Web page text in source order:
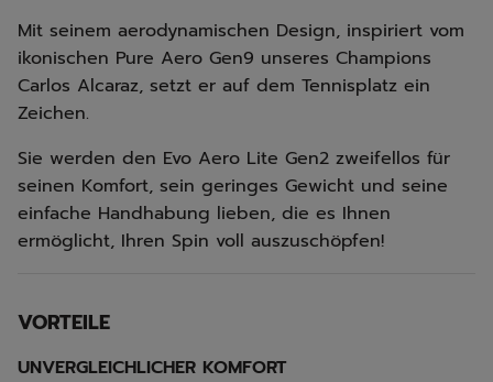
Mit seinem aerodynamischen Design, inspiriert vom
ikonischen Pure Aero Gen9 unseres Champions
Carlos Alcaraz, setzt er auf dem Tennisplatz ein
Zeichen.
Sie werden den Evo Aero Lite Gen2 zweifellos für
seinen Komfort, sein geringes Gewicht und seine
einfache Handhabung lieben, die es Ihnen
ermöglicht, Ihren Spin voll auszuschöpfen!
VORTEILE
UNVERGLEICHLICHER KOMFORT